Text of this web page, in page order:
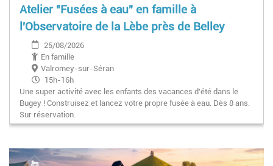
Atelier "Fusées à eau" en famille à
l'Observatoire de la Lèbe près de Belley
25/08/2026
En famille
Valromey-sur-Séran
15h-16h
Une super activité avec les enfants des vacances d'été dans le
Bugey ! Construisez et lancez votre propre fusée à eau. Dès 8 ans.
Sur réservation.